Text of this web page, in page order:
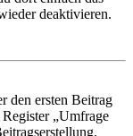
deaktivieren.
den ersten Beitrag
„Umfrage